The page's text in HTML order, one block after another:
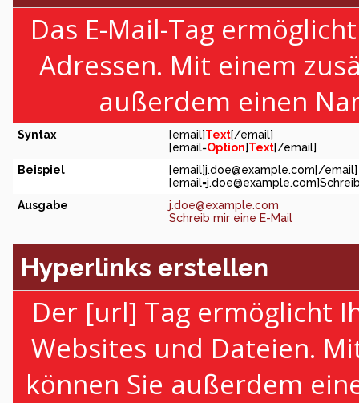
Das E-Mail-Tag
Adressen. Mit einem
außerdem einen
Syntax [email]Text[/email]
[email=Option]Text[/email]
Beispiel
[email]j.doe@example.com[/email]
[email=j.doe@example.com
Ausgabe
j.doe@example.com
Schreib mir eine E-Mail
Hyperlinks erstellen
Der [url] Tag ermöglicht
Websites und Dateien.
können Sie außerdem